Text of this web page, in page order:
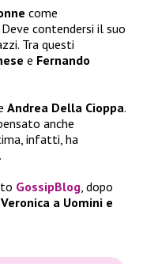
come
Deve contendersi il suo
Tra questi
e Fernando
Andrea Della Cioppa.
anche
infatti, ha
GossipBlog , dopo
a Uomini e